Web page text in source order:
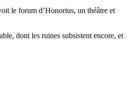
le forum d’Honorius, un théâtre et
dont les ruines subsistent encore, et